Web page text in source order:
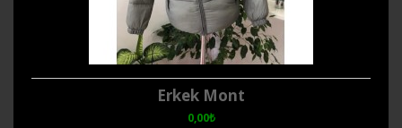
Erkek Mont
0,00₺